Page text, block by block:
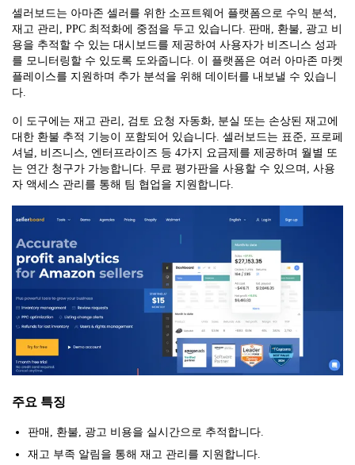
셀러보드는 아마존 셀러를 위한 소프트웨어 플랫폼으로 수익 분석,
재고 관리, PPC 최적화에 중점을 두고 있습니다. 판매, 환불, 광고 비
용을 추적할 수 있는 대시보드를 제공하여 사용자가 비즈니스 성과
를 모니터링할 수 있도록 도와줍니다. 이 플랫폼은 여러 아마존 마켓
플레이스를 지원하며 추가 분석을 위해 데이터를 내보낼 수 있습니
다.
이 도구에는 재고 관리, 검토 요청 자동화, 분실 또는 손상된 재고에
대한 환불 추적 기능이 포함되어 있습니다. 셀러보드는 표준, 프로페
셔널, 비즈니스, 엔터프라이즈 등 4가지 요금제를 제공하며 월별 또
는 연간 청구가 가능합니다. 무료 평가판을 사용할 수 있으며, 사용
자 액세스 관리를 통해 팀 협업을 지원합니다.
주요 특징
판매, 환불, 광고 비용을 실시간으로 추적합니다.
재고 부족 알림을 통해 재고 관리를 지원합니다.